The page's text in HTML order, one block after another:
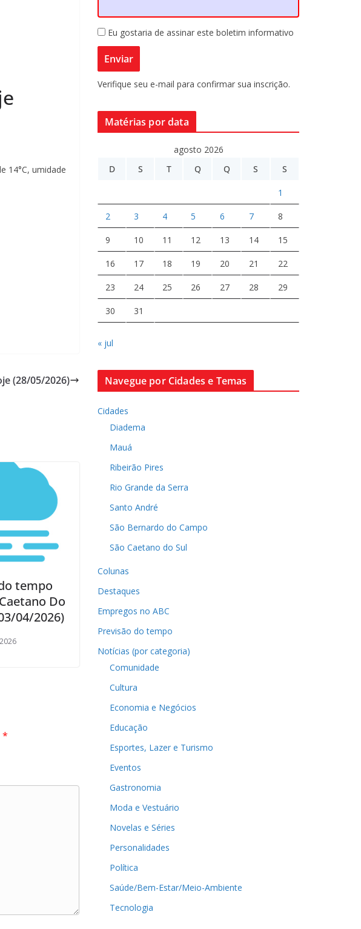
14°C, umidade
(28/05/2026)
tempo
Do
04/2026)
*
Eu gostaria de assinar este boletim informativo
Verifique seu e-mail para confirmar sua inscrição.
Matérias por data
agosto 2026
D
S T Q Q S S
1
2 3 4 5 6 7 8
9 10 11 12 13 14 15
16 17 18 19 20 21 22
23 24 25 26 27 28 29
30 31
« jul
Navegue por Cidades e Temas
Cidades
Diadema
Mauá
Ribeirão Pires
Rio Grande da Serra
Santo André
São Bernardo do Campo
São Caetano do Sul
Colunas
Destaques
Empregos no ABC
Previsão do tempo
Notícias (por categoria)
Comunidade
Cultura
Economia e Negócios
Educação
Esportes, Lazer e Turismo
Eventos
Gastronomia
Moda e Vestuário
Novelas e Séries
Personalidades
Política
Saúde/Bem-Estar/Meio-Ambiente
Tecnologia